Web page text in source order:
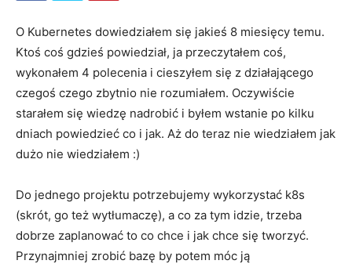
O Kubernetes dowiedziałem się jakieś 8 miesięcy temu.
Ktoś coś gdzieś powiedział, ja przeczytałem coś,
wykonałem 4 polecenia i cieszyłem się z działającego
czegoś czego zbytnio nie rozumiałem. Oczywiście
starałem się wiedzę nadrobić i byłem wstanie po kilku
dniach powiedzieć co i jak. Aż do teraz nie wiedziałem jak
dużo nie wiedziałem :)
Do jednego projektu potrzebujemy wykorzystać k8s
(skrót, go też wytłumaczę), a co za tym idzie, trzeba
dobrze zaplanować to co chce i jak chce się tworzyć.
Przynajmniej zrobić bazę by potem móc ją